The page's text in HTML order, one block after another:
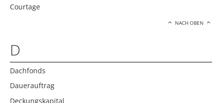
Courtage
NACH OBEN
D
Dachfonds
Dauerauftrag
Deckungskapital